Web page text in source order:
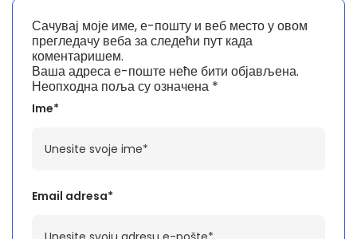
Ваша адреса е-поште неће бити објављена.
Неопходна поља су означена *
Ime*
Email adresa*
Сачувај моје име, е-пошту и веб место у овом
прегледачу веба за следећи пут када
коментаришем.